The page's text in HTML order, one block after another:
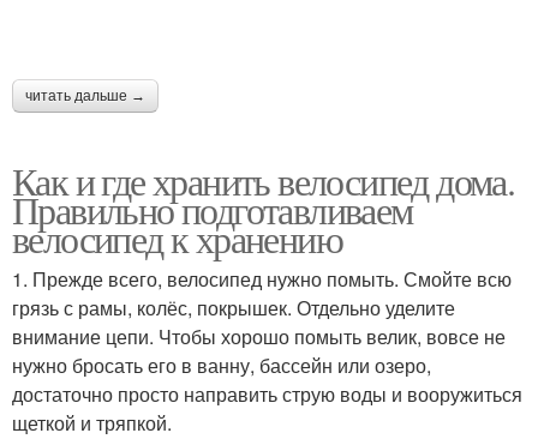
читать дальше →
Как и где хранить велосипед дома.
Правильно подготавливаем
велосипед к хранению
1. Прежде всего, велосипед нужно помыть. Смойте всю
грязь с рамы, колёс, покрышек. Отдельно уделите
внимание цепи. Чтобы хорошо помыть велик, вовсе не
нужно бросать его в ванну, бассейн или озеро,
достаточно просто направить струю воды и вооружиться
щеткой и тряпкой.